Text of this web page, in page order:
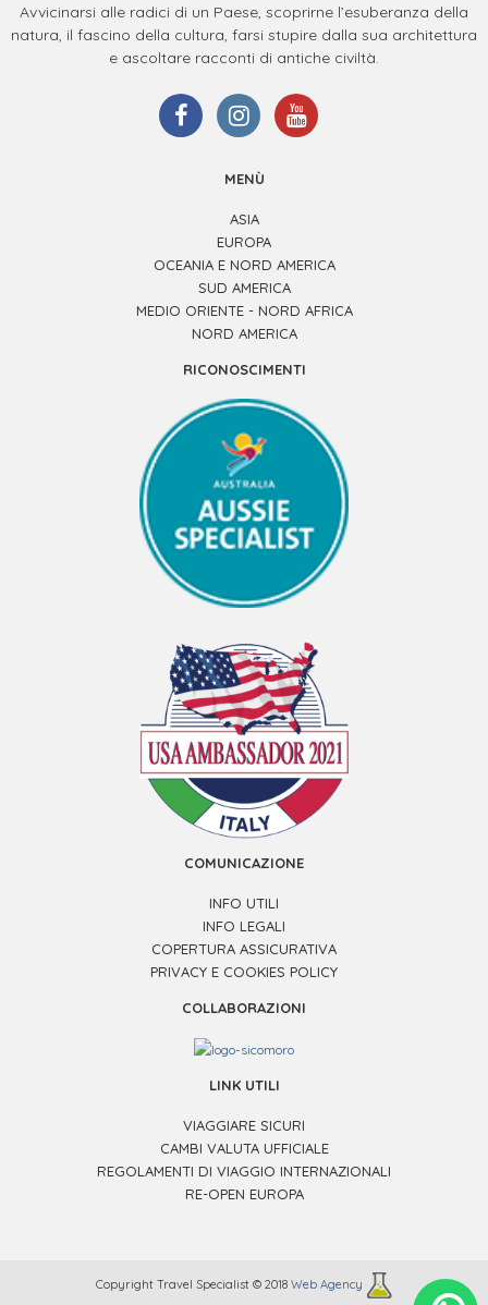
Avvicinarsi alle radici di un Paese, scoprirne l’esuberanza della
natura, il fascino della cultura, farsi stupire dalla sua architettura
e ascoltare racconti di antiche civiltà.
MENÙ
ASIA
EUROPA
OCEANIA E NORD AMERICA
SUD AMERICA
MEDIO ORIENTE - NORD AFRICA
NORD AMERICA
RICONOSCIMENTI
COMUNICAZIONE
INFO UTILI
INFO LEGALI
COPERTURA ASSICURATIVA
PRIVACY E COOKIES POLICY
COLLABORAZIONI
LINK UTILI
VIAGGIARE SICURI
CAMBI VALUTA UFFICIALE
REGOLAMENTI DI VIAGGIO INTERNAZIONALI
RE-OPEN EUROPA
Copyright Travel Specialist © 2018 Web Agency